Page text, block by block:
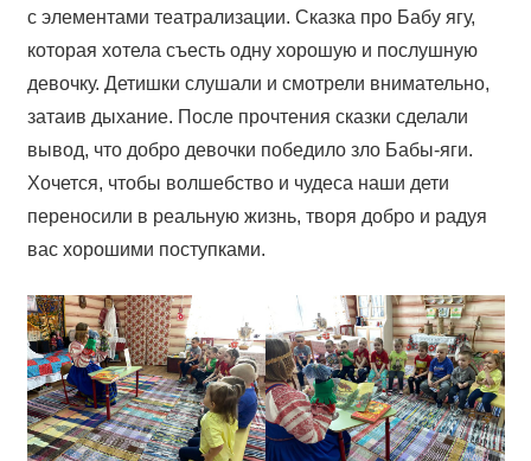
с элементами театрализации. Сказка про Бабу ягу,
которая хотела съесть одну хорошую и послушную
девочку. Детишки слушали и смотрели внимательно,
затаив дыхание. После прочтения сказки сделали
вывод, что добро девочки победило зло Бабы-яги.
Хочется, чтобы волшебство и чудеса наши дети
переносили в реальную жизнь, творя добро и радуя
вас хорошими поступками.